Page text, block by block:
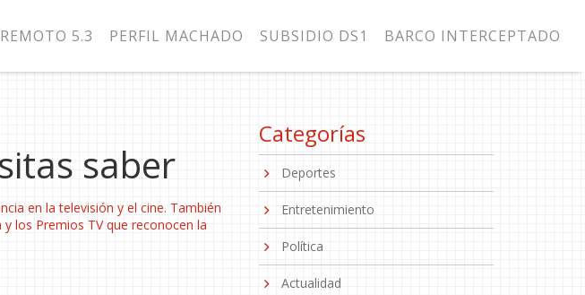
5.3 PERFIL MACHADO SUBSIDIO DS1 BARCO INTERCEPTADO
saber
en la televisión y el cine. También
y los Premios TVque reconocen la
Categorías
Deportes
Entretenimiento
Política
Actualidad